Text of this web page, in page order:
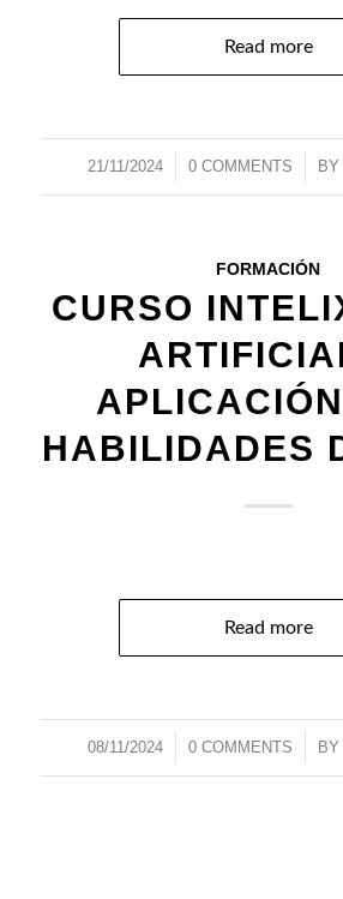
Read more
21/11/2024
/ 0 COMMENTS
/ BY
FORMACIÓN
CURSO
HABILIDADES
Read more
08/11/2024
/ 0 COMMENTS
/ BY